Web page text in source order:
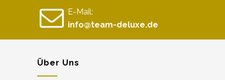
E-Mail:
info@team-deluxe.de
Über Uns